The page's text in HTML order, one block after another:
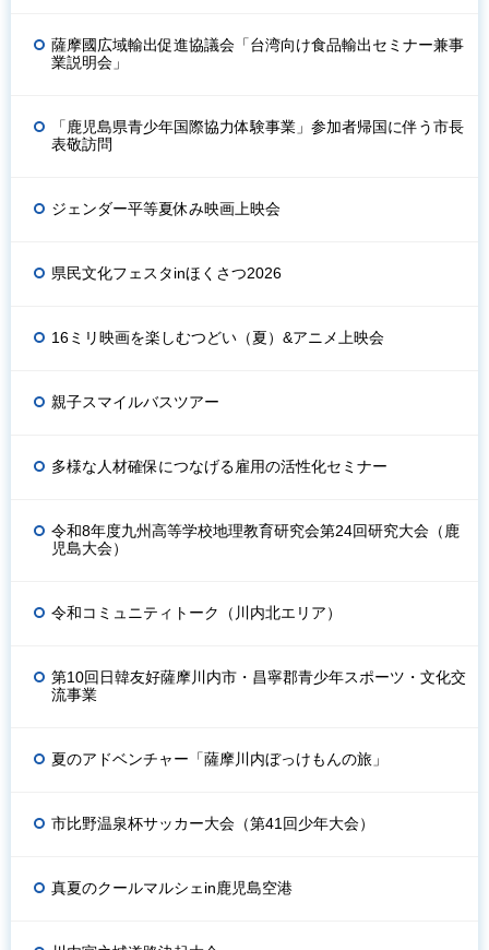
薩摩國広域輸出促進協議会「台湾向け食品輸出セミナー兼事
業説明会」
「鹿児島県青少年国際協力体験事業」参加者帰国に伴う市長
表敬訪問
ジェンダー平等夏休み映画上映会
県民文化フェスタinほくさつ2026
16ミリ映画を楽しむつどい（夏）&アニメ上映会
親子スマイルバスツアー
多様な人材確保につなげる雇用の活性化セミナー
令和8年度九州高等学校地理教育研究会第24回研究大会（鹿
児島大会）
令和コミュニティトーク（川内北エリア）
第10回日韓友好薩摩川内市・昌寧郡青少年スポーツ・文化交
流事業
夏のアドベンチャー「薩摩川内ぼっけもんの旅」
市比野温泉杯サッカー大会（第41回少年大会）
真夏のクールマルシェin鹿児島空港